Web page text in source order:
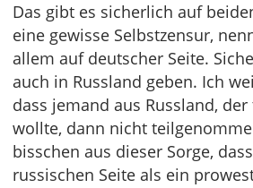
Das gibt es sicherlich auf
eine gewisse Selbstzensur,
allem auf deutscher Seite.
auch in Russland geben. Ich
dass jemand aus Russland,
wollte, dann nicht
bisschen aus dieser Sorge,
russischen Seite als ein